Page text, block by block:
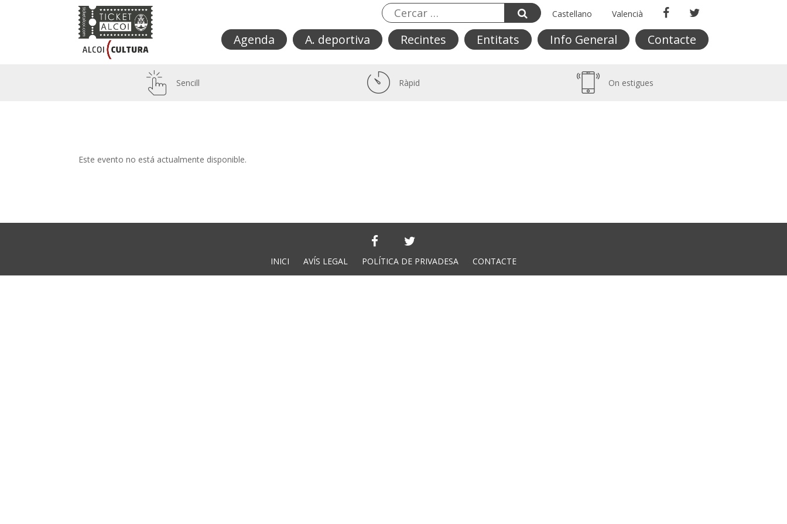
Castellano Valencià
Agenda A. deportiva Recintes Entitats Info General Contacte
Sencill Ràpid On estigues
Este evento no está actualmente disponible.
INICI AVÍS LEGAL POLÍTICA DE PRIVADESA CONTACTE